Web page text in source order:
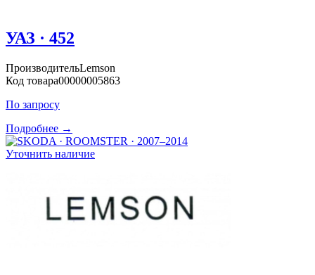
УАЗ · 452
ПроизводительLemson
Код товара00000005863
По запросу
Подробнее →
Уточнить наличие